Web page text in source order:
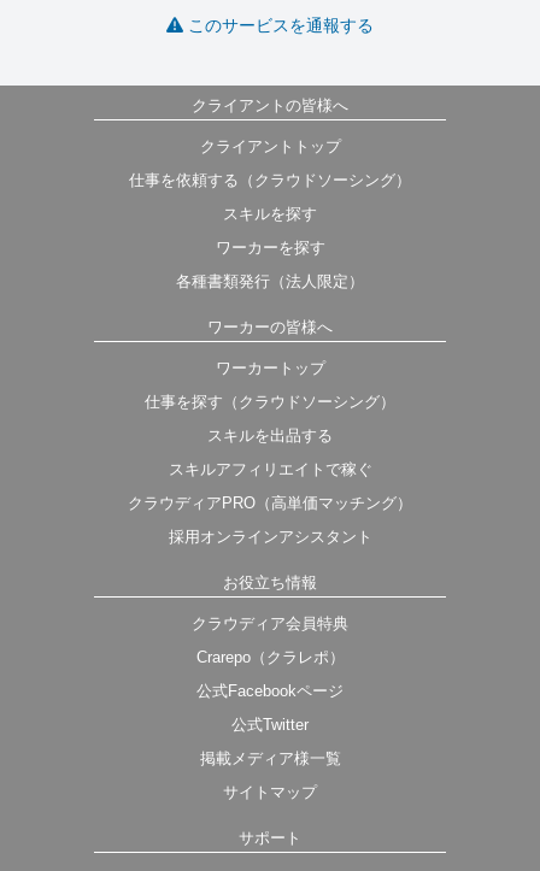
このサービスを通報する
クライアントの皆様へ
クライアントトップ
仕事を依頼する（クラウドソーシング）
スキルを探す
ワーカーを探す
各種書類発行（法人限定）
ワーカーの皆様へ
ワーカートップ
仕事を探す（クラウドソーシング）
スキルを出品する
スキルアフィリエイトで稼ぐ
クラウディアPRO（高単価マッチング）
採用オンラインアシスタント
お役立ち情報
クラウディア会員特典
Crarepo（クラレポ）
公式Facebookページ
公式Twitter
掲載メディア様一覧
サイトマップ
サポート